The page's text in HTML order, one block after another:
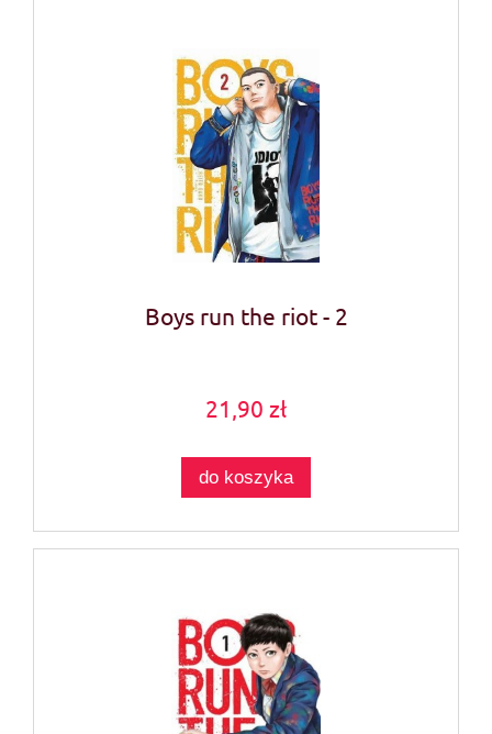
Boys run the riot - 2
21,90 zł
do koszyka